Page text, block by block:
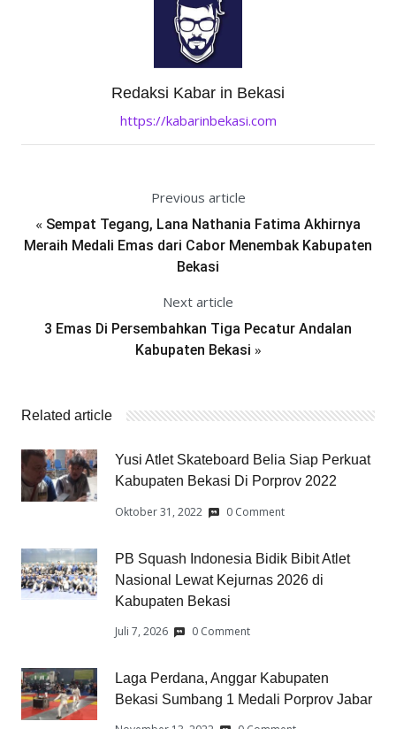
Redaksi Kabar in Bekasi
https://kabarinbekasi.com
Previous article
« Sempat Tegang, Lana Nathania Fatima Akhirnya
Meraih Medali Emas dari Cabor Menembak Kabupaten
Bekasi
Next article
3 Emas Di Persembahkan Tiga Pecatur Andalan
Kabupaten Bekasi »
Related article
Yusi Atlet Skateboard Belia Siap Perkuat
Kabupaten Bekasi Di Porprov 2022
Oktober 31, 2022 0 Comment
PB Squash Indonesia Bidik Bibit Atlet
Nasional Lewat Kejurnas 2026 di
Kabupaten Bekasi
Juli 7, 2026 0 Comment
Laga Perdana, Anggar Kabupaten
Bekasi Sumbang 1 Medali Porprov Jabar